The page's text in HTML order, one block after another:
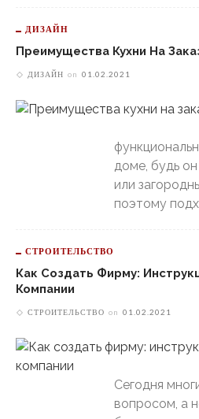
ДИЗАЙН
Преимущества Кухни На
ДИЗАЙН on 01.02.2021
доме, будь
или
поэтому
СТРОИТЕЛЬСТВО
Как Создать Фирму:
Компании
СТРОИТЕЛЬСТВО on 01.02.2021
Сегодня
вопросом, а